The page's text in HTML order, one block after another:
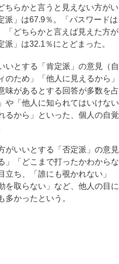
ちらかと言うと見えない方がい
派」は67.9％。「パスワードは
「どちらかと言えば見えた方が
」は32.1％にとどまった。
とする「肯定派」の意見（自
ため」「他人に見えるから」
味があるとする回答が多数を占
や「他人に知られてはいけない
るから」といった、個人の自覚
いいとする「否定派」の意見
」「どこまで打ったかわからな
立ち、「誰にも覗かれない」
を取らない」など、他人の目に
多かったという。